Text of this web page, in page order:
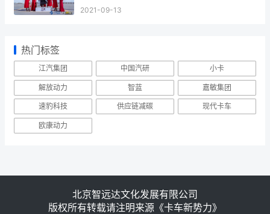
2021-09-13
热门标签
江汽集团 中国汽研 小卡
解放动力 智蓝 嘉敏集团
速豹科技 供应链减碳 现代卡车
欧康动力
北京智远达文化发展有限公司
版权所有转载请注明来源《卡车新势力》